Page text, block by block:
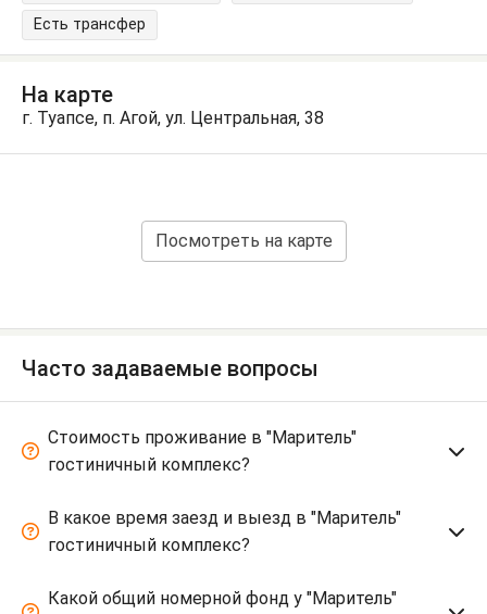
Есть трансфер
На карте
г. Туапсе, п. Агой, ул. Центральная, 38
Посмотреть на карте
Часто задаваемые вопросы
Стоимость проживание в "Маритель"
гостиничный комплекс?
В какое время заезд и выезд в "Маритель"
гостиничный комплекс?
Какой общий номерной фонд у "Маритель"